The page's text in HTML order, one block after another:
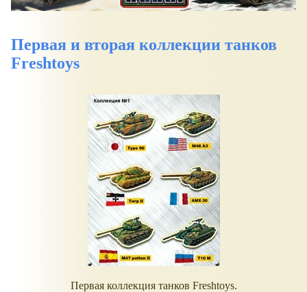
Первая и вторая коллекции танков
Freshtoys
Первая коллекция танков Freshtoys.